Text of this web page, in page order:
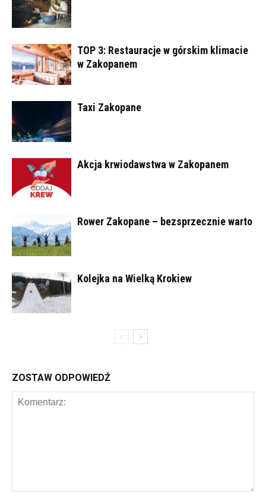
TOP 3: Restauracje w górskim klimacie
w Zakopanem
Taxi Zakopane
Akcja krwiodawstwa w Zakopanem
Rower Zakopane – bezsprzecznie warto
Kolejka na Wielką Krokiew
ZOSTAW ODPOWIEDŹ